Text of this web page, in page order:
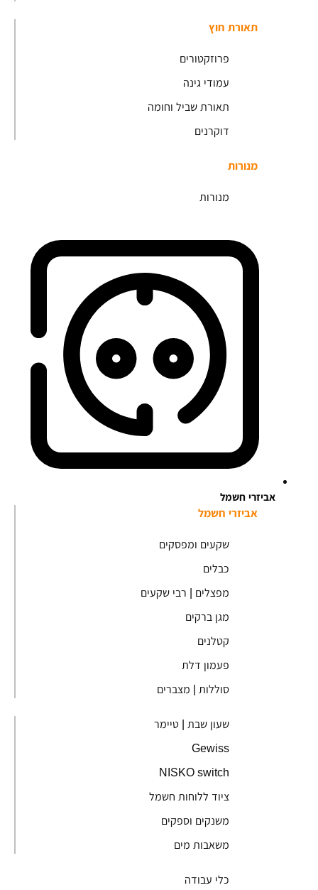
תאורת חוץ
פרוזקטורים
עמודי גינה
תאורת שביל וחומה
דוקרנים
מנורות
מנורות
אביזרי חשמל
אביזרי חשמל
שקעים ומפסקים
כבלים
מפצלים | רבי שקעים
מגן ברקים
קטלנים
פעמון דלת
סוללות | מצברים
שעון שבת | טיימר
Gewiss
NISKO switch
ציוד ללוחות חשמל
משנקים וספקים
משאבות מים
כלי עבודה